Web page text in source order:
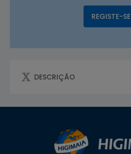
REGISTE-SE
DESCRIÇÃO